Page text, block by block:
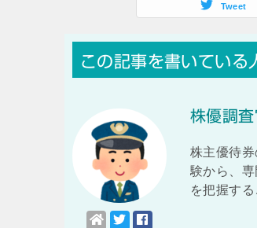
Tweet
この記事を書いている
株優調査
株主優待
験から、
を把握する